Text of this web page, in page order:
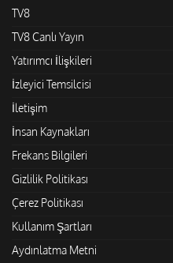
TV8
TV8 Canlı Yayın
Yatırımcı İlişkileri
İzleyici Temsilcisi
İletişim
İnsan Kaynakları
Frekans Bilgileri
Gizlilik Politikası
Çerez Politikası
Kullanım Şartları
Aydınlatma Metni